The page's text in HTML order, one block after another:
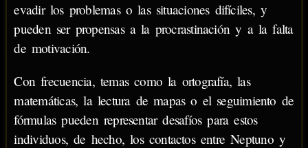
evadir los problemas o las situaciones difíciles, y
pueden ser propensas a la procrastinación y a la falta
de motivación.
Con frecuencia, temas como la ortografía, las
matemáticas, la lectura de mapas o el seguimiento de
fórmulas pueden representar desafíos para estos
individuos, de hecho, los contactos entre Neptuno y